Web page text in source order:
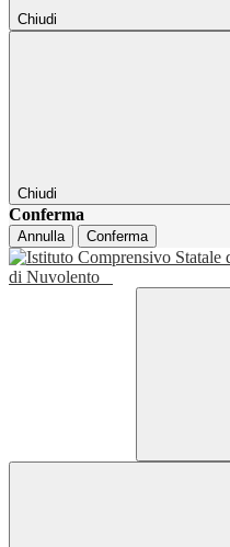
Chiudi
Chiudi
Conferma
Annulla Conferma
di Nuvolento